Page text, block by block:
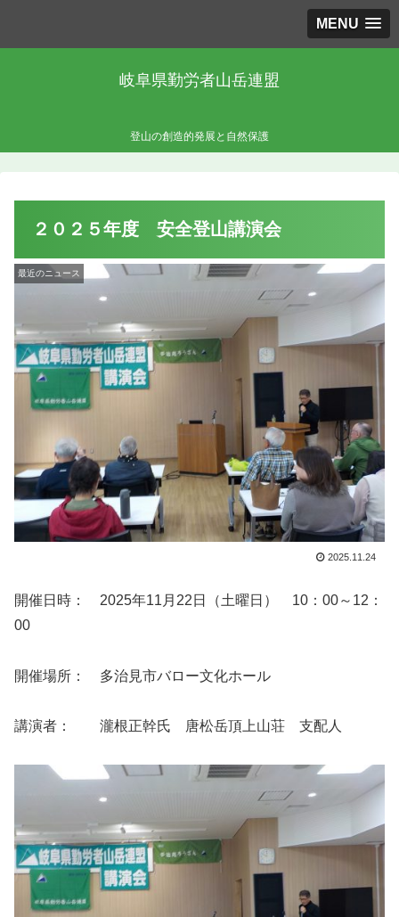
MENU
岐阜県勤労者山岳連盟
登山の創造的発展と自然保護
２０２５年度 安全登山講演会
最近のニュース
2025.11.24
開催日時： 2025年11月22日（土曜日） 10：00～12：
00
開催場所： 多治見市バロー文化ホール
講演者： 瀧根正幹氏 唐松岳頂上山荘 支配人